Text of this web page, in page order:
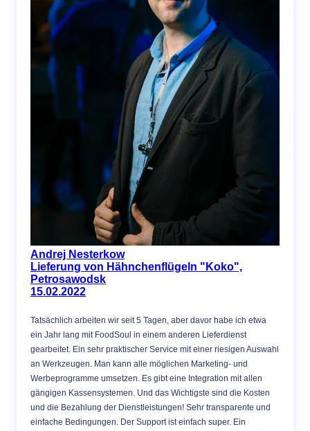
Andrej Nesterkow
Lieferung von Hähnchenflügeln "Koko",
Petrosawodsk
15.02.2022
Tatsächlich arbeiten wir seit 5 Tagen, aber davor habe ich etwa
ein Jahr lang mit FoodSoul in einem anderen Lieferdienst
gearbeitet. Ein sehr praktischer Service mit einer riesigen Auswahl
an Werkzeugen. Man kann alle möglichen Marketing- und
Werbeprogramme umsetzen. Es gibt eine Integration mit allen
gängigen Kassensystemen. Und das Wichtigste sind die Kosten
und die Bezahlung der Dienstleistungen! Sehr transparente und
einfache Bedingungen. Der Support ist einfach super. Ein